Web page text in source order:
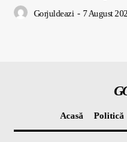
Gorjuldeazi - 7 August
Acasă Politică